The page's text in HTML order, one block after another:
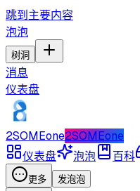
跳到主要内容
泡泡
树洞
消息
仪表盘
2SOMEone2SOMEone
仪表盘
泡泡 百科
更多 发泡泡